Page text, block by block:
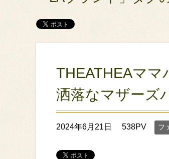
THEATHEAマ
洒落なマザーズ
2024年6月21日 538PV フ